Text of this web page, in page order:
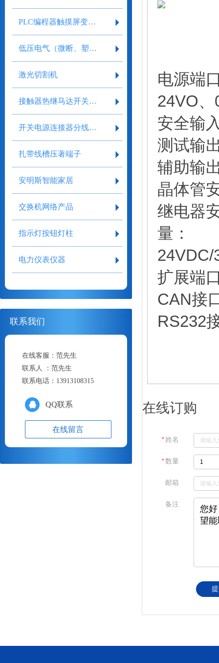
PLC编程器触摸屏变频器
低压电气（微断、塑壳、框架）
激光切割机
接触器热继马达开关继电器
开关电源连接器分线盒气缸气阀剥线工具
扎带线槽压著端子
安明斯智能家居
交换机网络产品
指示灯按钮灯柱
电力仪表仪器
联系我们
在线客服：范先生
联系人 ：范先生
联系电话： 13913108315
QQ联系
在线留言
电源端
24VO
安全输
测试输
辅助输
晶体管
继电器
量：
24VDC/
扩展端
CAN接
RS232
在线订购
＊姓名
＊数量
邮箱
备注